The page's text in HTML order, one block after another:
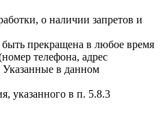
о наличии запретов и
прекращена в любое время
телефона, адрес
Указанные в данном
указанного в п. 5.8.3